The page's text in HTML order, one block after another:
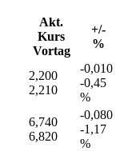
Akt.
Kurs
Vortag
+/-
%
2,200
2,210
-0,010
-0,45
%
6,740
6,820
-0,080
-1,17
%